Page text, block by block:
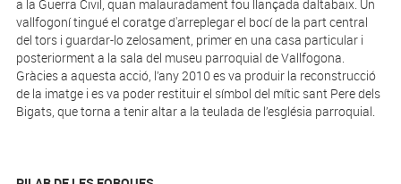
a la Guerra Civil, quan malauradament fou llançada daltabaix. Un
vallfogoní tingué el coratge d'arreplegar el bocí de la part central
del tors i guardar-lo zelosament, primer en una casa particular i
posteriorment a la sala del museu parroquial de Vallfogona.
Gràcies a aquesta acció, l’any 2010 es va produir la reconstrucció
de la imatge i es va poder restituir el símbol del mític sant Pere dels
Bigats, que torna a tenir altar a la teulada de l’església parroquial.